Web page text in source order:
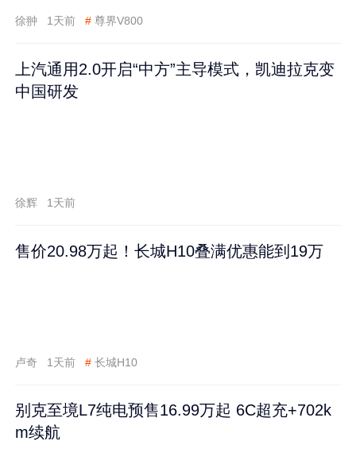
徐翀 1天前 # 尊界V800
上汽通用2.0开启“中方”主导模式，凯迪拉克变
中国研发
徐辉 1天前
售价20.98万起！长城H10叠满优惠能到19万
卢奇 1天前 # 长城H10
别克至境L7纯电预售16.99万起 6C超充+702k
m续航